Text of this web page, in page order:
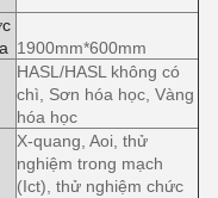
1900mm*600mm
HASL/HASL không có
chì, Sơn hóa học, Vàng
hóa học
X-quang, Aoi, thử
nghiệm trong mạch
(Ict), thử nghiệm chức